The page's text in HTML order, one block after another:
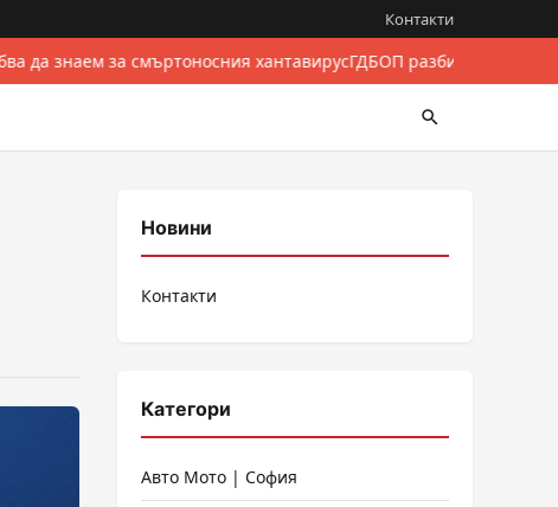
Контакти
да знаем за смъртоносния хантавирусГДБОП разби
Новини
Контакти
Категори
Авто Мото | София